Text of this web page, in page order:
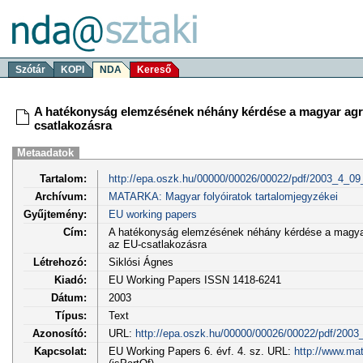
Szótár KOPI NDA Kereső
A hatékonyság elemzésének néhány kérdése a magyar
csatlakozásra
Metaadatok
Tartalom:
http://epa.oszk.hu/00000/00026/00022/pdf/
Archívum:
MATARKA: Magyar folyóiratok tartalomjegyzékei
Gyűjtemény:
EU working papers
Cím:
A hatékonyság elemzésének néhány kérdése a
az EU-csatlakozásra
Létrehozó:
Siklósi Ágnes
Kiadó:
EU Working Papers ISSN 1418-6241
Dátum:
2003
Típus:
Text
Azonosító:
URL: http://epa.oszk.hu/00000/00026/00022/pdf/
Kapcsolat:
EU Working Papers 6. évf. 4. sz. URL: http://